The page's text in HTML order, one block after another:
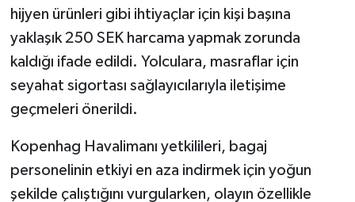
hijyen ürünleri gibi ihtiyaçlar için kişi başına
yaklaşık 250 SEK harcama yapmak zorunda
kaldığı ifade edildi. Yolculara, masraflar için
seyahat sigortası sağlayıcılarıyla iletişime
geçmeleri önerildi.
Kopenhag Havalimanı yetkilileri, bagaj
personelinin etkiyi en aza indirmek için yoğun
şekilde çalıştığını vurgularken, olayın özellikle